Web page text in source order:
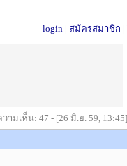
login | สมัครสมาชิก |
วามเห็น: 47 - [26 มิ.ย. 59,